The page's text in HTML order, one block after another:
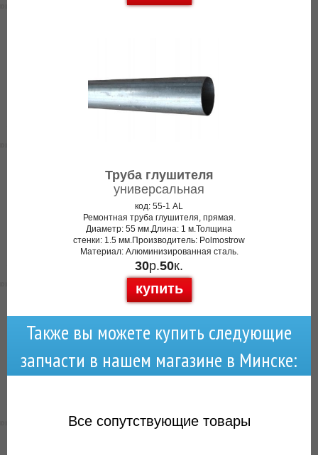
Труба глушителя
универсальная
код: 55-1 AL
Ремонтная труба глушителя, прямая.
Диаметр: 55 мм.Длина: 1 м.Толщина
стенки: 1.5 мм.Производитель: Polmostrow
Материал: Алюминизированная сталь.
30р.50к.
купить
Также вы можете купить следующие
запчасти в нашем магазине в Минске:
Все сопутствующие товары